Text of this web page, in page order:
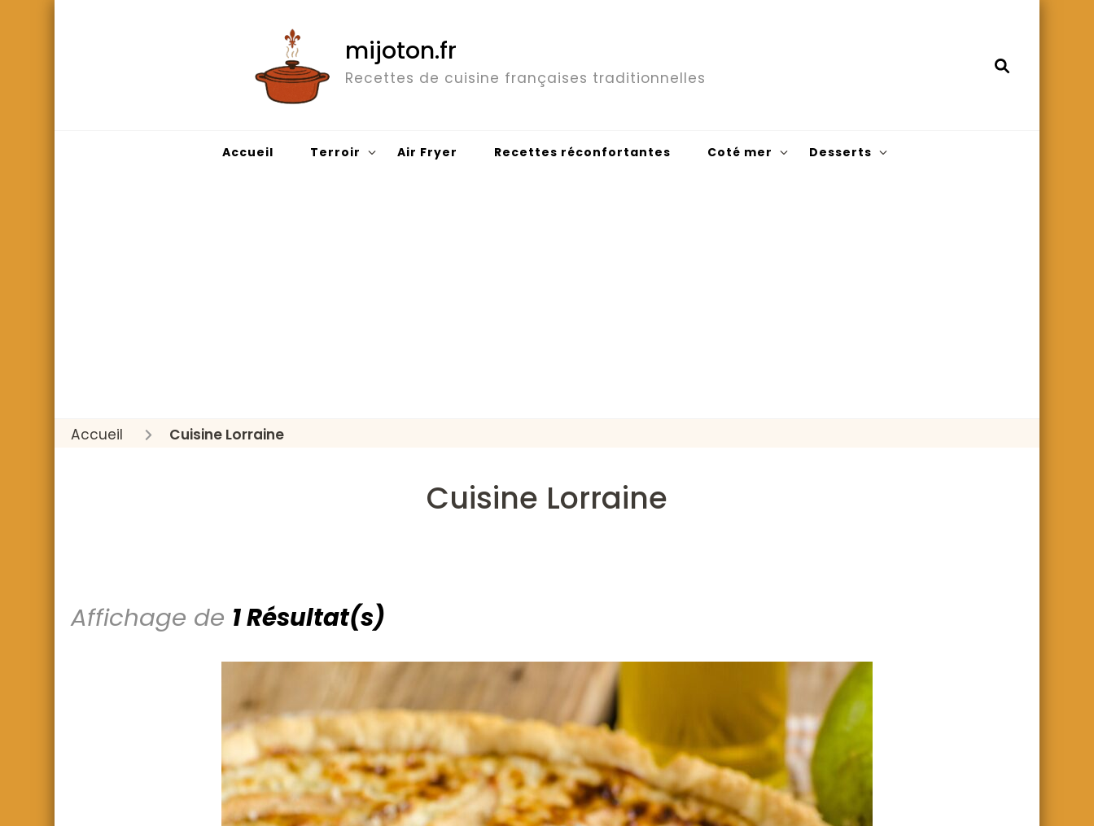
mijoton.fr
Recettes de cuisine françaises traditionnelles
Accueil Terroir Air Fryer Recettes réconfortantes Coté mer Desserts
Accueil Cuisine Lorraine
Cuisine Lorraine
Affichage de 1 Résultat(s)